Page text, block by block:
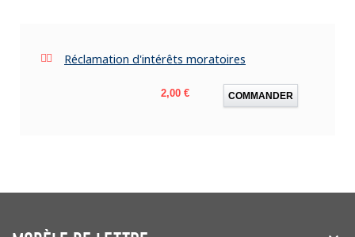
Réclamation d'intérêts moratoires
Prix
2,00 € COMMANDER